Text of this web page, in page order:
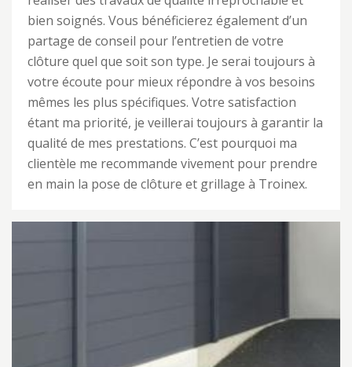
bien soignés. Vous bénéficierez également d’un
partage de conseil pour l’entretien de votre
clôture quel que soit son type. Je serai toujours à
votre écoute pour mieux répondre à vos besoins
mêmes les plus spécifiques. Votre satisfaction
étant ma priorité, je veillerai toujours à garantir la
qualité de mes prestations. C’est pourquoi ma
clientèle me recommande vivement pour prendre
en main la pose de clôture et grillage à Troinex.